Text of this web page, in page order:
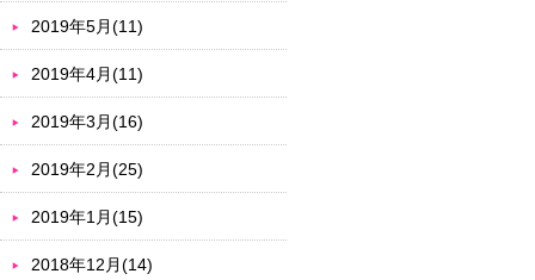
2019年5月(11)
2019年4月(11)
2019年3月(16)
2019年2月(25)
2019年1月(15)
2018年12月(14)